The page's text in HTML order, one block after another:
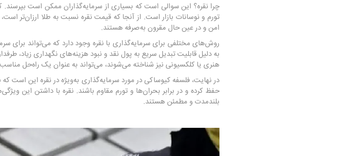
چرا نقره؟ این سوالی است که بسیاری از سرمایه‌گذاران ممکن است بپرسند.
تورم و نوسانات بازار است. از آنجا که قیمت نقره نسبت به طلا ارزان‌تر
امن و در عین حال مقرون به‌صرفه هستند.
روش‌های مختلفی برای سرمایه‌گذاری با نقره وجود دارد که می‌تواند
به دلیل قابلیت تبدیل سریع به پول نقد و نبود هزینه‌های نگهداری زیاد،
هنری یا کلکسیونی نیز شناخته می‌شوند، می‌تواند به عنوان یک راه‌حل مناسب
در نهایت، فلسفه کیوساکی در مورد سرمایه‌گذاری به‌ویژه در نقره این است
حفظ کرده و در برابر بحران‌ها و تورم مقاوم باشند. نقره با داشتن این
بلندمدت و مطمئن هستند.